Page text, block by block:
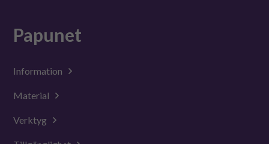
Papunet
Information
Material
Verktyg